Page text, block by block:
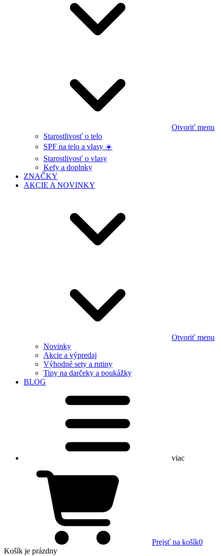
Otvoriť menu
Starostlivosť o telo
SPF na telo a vlasy ☀️
Starostlivosť o vlasy
Kefy a doplnky
ZNAČKY
AKCIE A NOVINKY
Otvoriť menu
Novinky
Akcie a výpredaj
Výhodné sety a rutiny
Tipy na darčeky a poukážky
BLOG
viac
Prejsť na košík0
Košík je prázdny